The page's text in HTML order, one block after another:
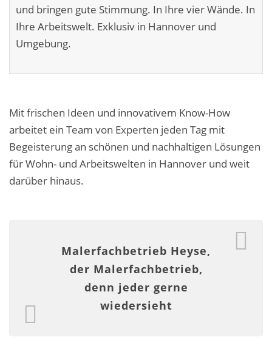
Entspannter Urlaubsservice
Arbeitsbühne mieten
Heyse Lifestyle
und bringen gute Stimmung. In Ihre vier Wände. In
Ihre Arbeitswelt. Exklusiv in Hannover und
Umgebung.
Mit frischen Ideen und innovativem Know-How
arbeitet ein Team von Experten jeden Tag mit
Begeisterung an schönen und nachhaltigen Lösungen
für Wohn- und Arbeitswelten in Hannover und weit
darüber hinaus.
Malerfachbetrieb Heyse,
der Malerfachbetrieb,
denn jeder gerne
wiedersieht